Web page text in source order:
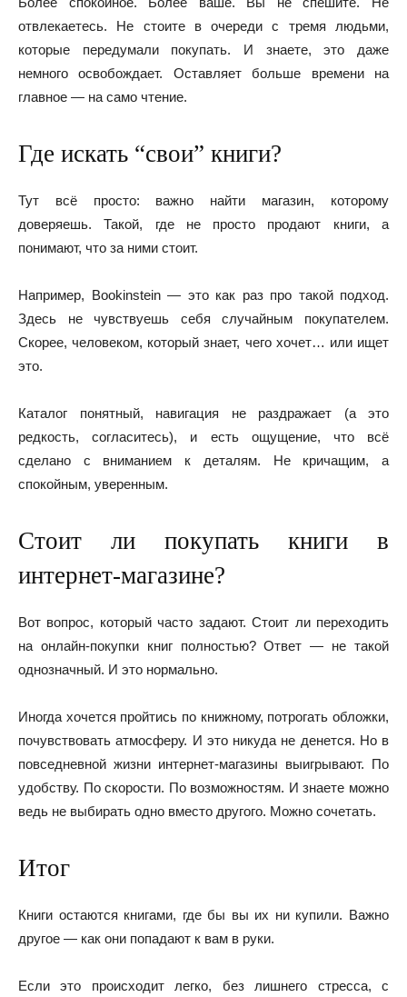
отвлекаетесь. Не стоите в очереди с тремя людьми,
которые передумали покупать. И знаете, это даже
немного освобождает. Оставляет больше времени на
главное — на само чтение.
Где искать “свои” книги?
Тут всё просто: важно найти магазин, которому
доверяешь. Такой, где не просто продают книги, а
понимают, что за ними стоит.
Например, Bookinstein— это как раз про такой подход.
Здесь не чувствуешь себя случайным покупателем.
Скорее, человеком, который знает, чего хочет… или ищет
это.
Каталог понятный, навигация не раздражает (а это
редкость, согласитесь), и есть ощущение, что всё
сделано с вниманием к деталям. Не кричащим, а
спокойным, уверенным.
Стоит ли покупать книги в
интернет-магазине?
Вот вопрос, который часто задают. Стоит ли переходить
на онлайн-покупки книг полностью? Ответ — не такой
однозначный. И это нормально.
Иногда хочется пройтись по книжному, потрогать обложки,
почувствовать атмосферу. И это никуда не денется. Но в
повседневной жизни интернет-магазины выигрывают. По
удобству. По скорости. По возможностям. И знаете можно
ведь не выбирать одно вместо другого. Можно сочетать.
Итог
Книги остаются книгами, где бы вы их ни купили. Важно
другое — как они попадают к вам в руки.
Если это происходит легко, без лишнего стресса, с